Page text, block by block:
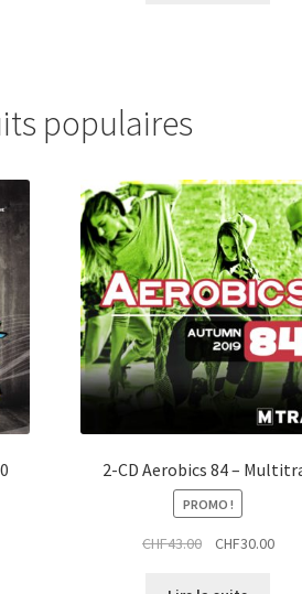
populaires
2-CD Aerobics 84 –
PROMO !
CHF43.00
LeCHF30.00Le